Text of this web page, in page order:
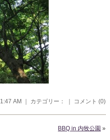
AM ｜ カテゴリー： ｜ コメント (0)
BBQ in 内牧公園 »